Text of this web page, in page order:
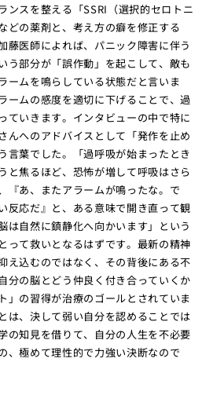
ンスを整える「SSRI（選択的セロトニ
どの薬剤と、考え方の癖を修正する
藤医師によれば、パニック障害に伴う
う部分が「誤作動」を起こして、敵も
ームを鳴らしている状態だと言いま
ームの感度を適切に下げることで、過
ていきます。インタビューの中で特に
んへのアドバイスとして「発作を止め
言葉でした。「過呼吸が始まったとき
と焦るほど、恐怖が増して呼吸はさら
『あ、またアラームが鳴ったな。で
反応だ』と、ある意味で開き直って観
は自然に鎮静化へ向かいます」という
って救いとなるはずです。最新の精神
え込むのではなく、その背後にある不
分の脳とどう仲良く付き合っていくか
」の習得が治療のゴールとされていま
は、決して弱い自分を認めることでは
の知見を借りて、自分の人生を不必要
、極めて理性的で力強い決断なので